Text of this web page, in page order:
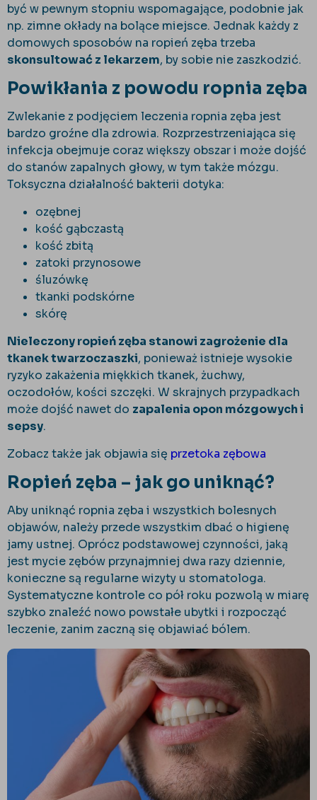
być w pewnym stopniu wspomagające, podobnie jak
np. zimne okłady na bolące miejsce. Jednak każdy z
domowych sposobów na ropień zęba trzeba
skonsultować z lekarzem, by sobie nie zaszkodzić.
Powikłania z powodu ropnia zęba
Zwlekanie z podjęciem leczenia ropnia zęba jest
bardzo groźne dla zdrowia. Rozprzestrzeniająca się
infekcja obejmuje coraz większy obszar i może dojść
do stanów zapalnych głowy, w tym także mózgu.
Toksyczna działalność bakterii dotyka:
ozębnej
kość gąbczastą
kość zbitą
zatoki przynosowe
śluzówkę
tkanki podskórne
skórę
Nieleczony ropień zęba stanowi zagrożenie dla
tkanek twarzoczaszki, ponieważ istnieje wysokie
ryzyko zakażenia miękkich tkanek, żuchwy,
oczodołów, kości szczęki. W skrajnych przypadkach
może dojść nawet do zapalenia opon mózgowych i
sepsy.
Zobacz także jak objawia się przetoka zębowa
Ropień zęba – jak go uniknąć?
Aby uniknąć ropnia zęba i wszystkich bolesnych
objawów, należy przede wszystkim dbać o higienę
jamy ustnej. Oprócz podstawowej czynności, jaką
jest mycie zębów przynajmniej dwa razy dziennie,
konieczne są regularne wizyty u stomatologa.
Systematyczne kontrole co pół roku pozwolą w miarę
szybko znaleźć nowo powstałe ubytki i rozpocząć
leczenie, zanim zaczną się objawiać bólem.